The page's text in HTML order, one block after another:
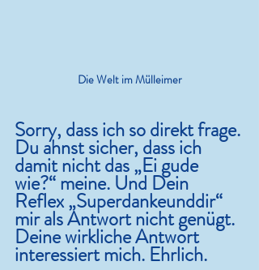
Die Welt im Mülleimer
Sorry, dass ich so direkt frage.
Du ahnst sicher, dass ich
damit nicht das „Ei gude
wie?“ meine. Und Dein
Reflex „Superdankeunddir“
mir als Antwort nicht genügt.
Deine wirkliche Antwort
interessiert mich. Ehrlich.